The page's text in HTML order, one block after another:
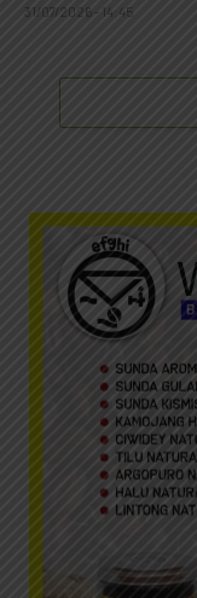
31/07/2026 - 14:45